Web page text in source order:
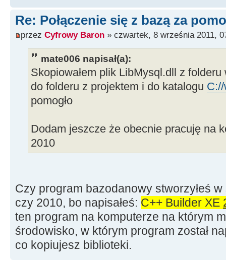
Re: Połączenie się z bazą za
przez Cyfrowy Baron » czwartek, 8 września 2011,
mate006 napisał(a):
Skopiowałem plik LibMysql.dll z
do folderu z projektem i do katalogu
pomogło
Dodam jeszcze że obecnie pracuję na
2010
Czy program bazodanowy stworzyłeś
czy 2010, bo napisałeś: C++ Builder XE
ten program na komputerze na którym
środowisko, w którym program został
co kopiujesz biblioteki.